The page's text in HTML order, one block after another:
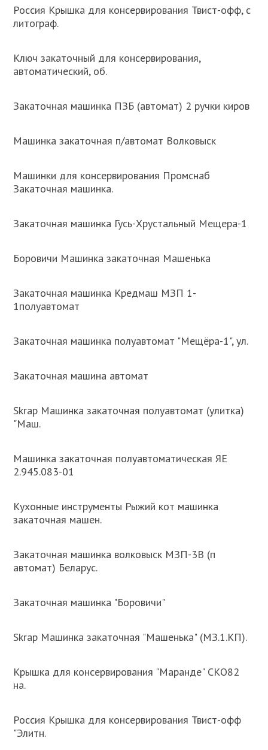
Россия Крышка для консервирования Твист-офф, с
литограф.
Ключ закаточный для консервирования,
автоматический, об.
Закаточная машинка ПЗБ (автомат) 2 ручки киров
Машинка закаточная п/автомат Волковыск
Машинки для консервирования Промснаб
Закаточная машинка.
Закаточная машинка Гусь-Хрустальный Мещера-1
Боровичи Машинка закаточная Машенька
Закаточная машинка Кредмаш МЗП 1-
1полуавтомат
Закаточная машинка полуавтомат "Мещёра-1", ул.
Закаточная машина автомат
Skrap Машинка закаточная полуавтомат (улитка)
"Маш.
Машинка закаточная полуавтоматическая ЯЕ
2.945.083-01
Кухонные инструменты Рыжий кот машинка
закаточная машен.
Закаточная машинка волковыск МЗП-3В (п
автомат) Беларус.
Закаточная машинка "Боровичи"
Skrap Машинка закаточная "Машенька" (МЗ.1.КП).
Крышка для консервирования "Маранде" СКО82
на.
Россия Крышка для консервирования Твист-офф
"Элитн.